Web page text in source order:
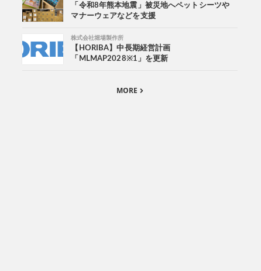
「令和8年熊本地震」被災地へペットシーツや
マナーウェアなどを支援
株式会社堀場製作所
【HORIBA】中長期経営計画
「MLMAP2028※1」を更新
MORE